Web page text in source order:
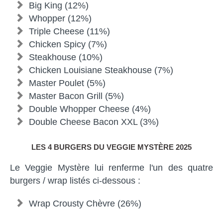
Big King (12%)
Whopper (12%)
Triple Cheese (11%)
Chicken Spicy (7%)
Steakhouse (10%)
Chicken Louisiane Steakhouse (7%)
Master Poulet (5%)
Master Bacon Grill (5%)
Double Whopper Cheese (4%)
Double Cheese Bacon XXL (3%)
LES 4 BURGERS DU VEGGIE MYSTÈRE 2025
Le Veggie Mystère lui renferme l'un des quatre
burgers / wrap listés ci-dessous :
Wrap Crousty Chèvre (26%)